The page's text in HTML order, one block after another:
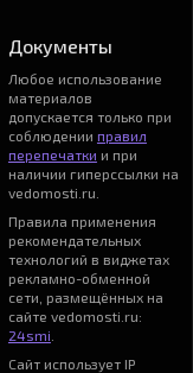
Документы
Любое использование
материалов
допускается только при
соблюдении правил
перепечатки и при
наличии гиперссылки на
vedomosti.ru.
Правила применения
рекомендательных
технологий в виджетах
рекламно-обменной
сети, размещённых на
сайте vedomosti.ru:
24smi
Сайт использует IP